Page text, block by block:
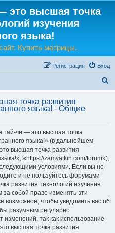
это высшая точка
изучения
языка!
Купить матрицы.
Вход
Регистрация
точка развития
языка! - Общие
чи — это высшая точка
языка!» (в дальнейшем
высшая точка развития
«https://zamyatkin.com/forum»),
условиями. Если вы не
и не пользуйтесь форумами
развития технологий изучения
собой право изменять эти
возможное, чтобы уведомить вас об
разумным регулярно
изменений, так как использование
высшая точка развития